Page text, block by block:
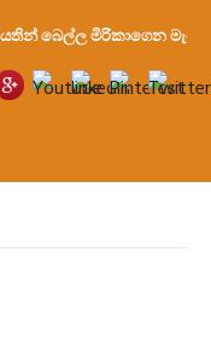
බෙල්ල මිරිකාගෙන මැරෙන්න